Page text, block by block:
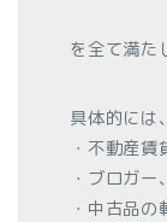
を全て満た
具体的には、
・不動産賃
・ブロガ
・中古品の